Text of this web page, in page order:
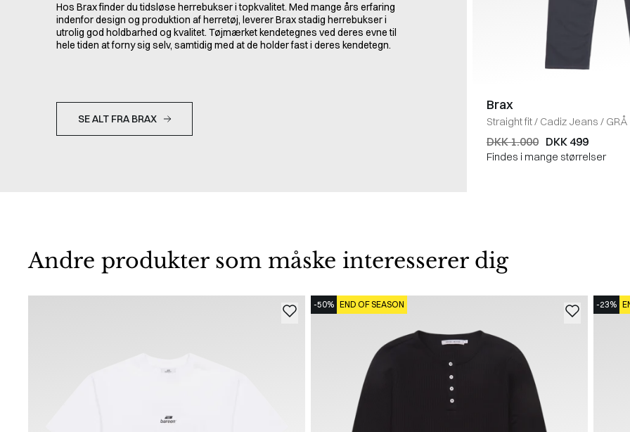
Hos Brax finder du tidsløse herrebukser i topkvalitet. Med mange års erfaring
indenfor design og produktion af herretøj, leverer Brax stadig herrebukser i
utrolig god holdbarhed og kvalitet. Tøjmærket kendetegnes ved deres evne til
hele tiden at forny sig selv, samtidig med at de holder fast i deres kendetegn.
SE ALT FRA BRAX
Brax
Straight fit/ Cadiz Jeans / GRÅ
DKK 1.000 DKK 499
Findes i mange størrelser
Andre produkter som måske interesserer dig
-50% END OF SEASON -23%